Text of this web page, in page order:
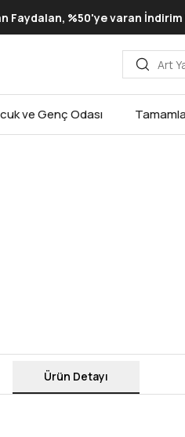
Faydalan, %50'ye varan İndirim
ve Genç Odası
Ürün Detayı